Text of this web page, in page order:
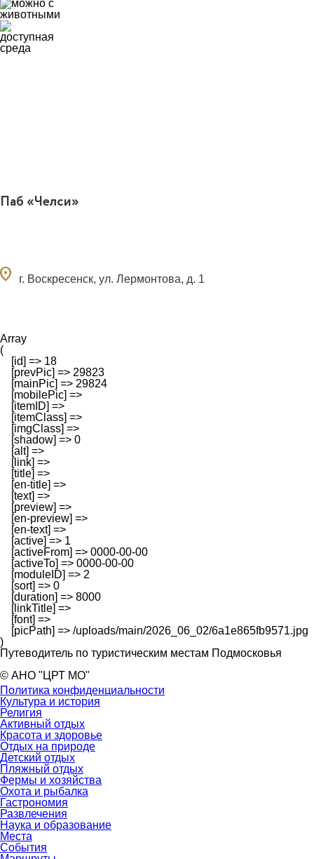
Паб «Челси»
г. Воскресенск, ул. Лермонтова, д. 1
Array
(
    [id] => 18
    [prevPic] => 29823
    [mainPic] => 29824
    [mobilePic] =>
    [itemID] =>
    [itemClass] =>
    [imgClass] =>
    [shadow] => 0
    [alt] =>
    [link] =>
    [title] =>
    [en-title] =>
    [text] =>
    [preview] =>
    [en-preview] =>
    [en-text] =>
    [active] => 1
    [activeFrom] => 0000-00-00
    [activeTo] => 0000-00-00
    [moduleID] => 2
    [sort] => 0
    [duration] => 8000
    [linkTitle] =>
    [font] =>
    [picPath] => /uploads/main/2026_06_02/6a1e865fb9571.jpg
Путеводитель по туристическим местам Подмосковья
© АНО "ЦРТ МО"
Политика конфиденциальности
Культура и история
Религия
Активный отдых
Красота и здоровье
Отдых на природе
Детский отдых
Пляжный отдых
Фермы и хозяйства
Охота и рыбалка
Гастрономия
Развлечения
Наука и образование
Места
События